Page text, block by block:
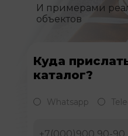
И примерами
объектов
Куда
каталог?
Whatsapp